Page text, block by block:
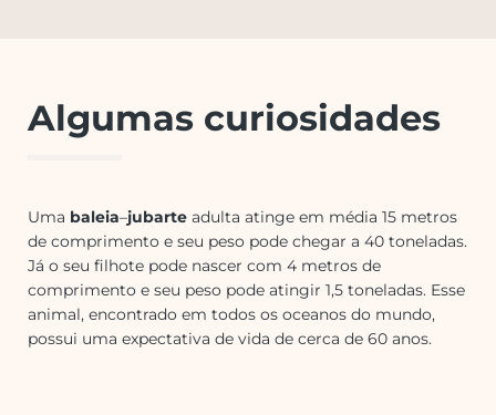
Algumas curiosidades
Uma baleia–jubarte adulta atinge em média 15 metros
de comprimento e seu peso pode chegar a 40 toneladas.
Já o seu filhote pode nascer com 4 metros de
comprimento e seu peso pode atingir 1,5 toneladas. Esse
animal, encontrado em todos os oceanos do mundo,
possui uma expectativa de vida de cerca de 60 anos.